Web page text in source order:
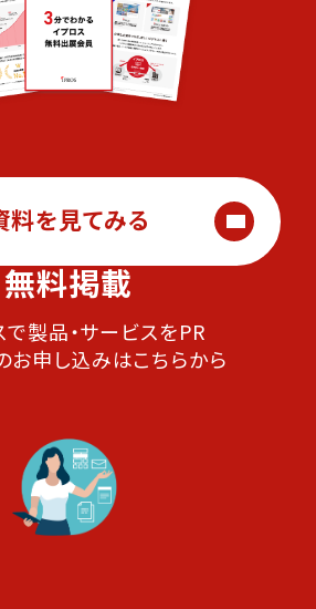
料を見てみる
無料掲載
で製品・サービスをPR
お申し込みはこちらから